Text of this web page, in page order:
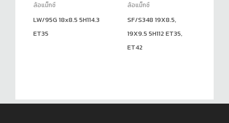
ล้อแม็กซ์
LW/95G 18x8.5 5H114.3
ET35
ล้อแม็กซ์
SF/S348 19X8.5,
19X9.5 5H112 ET35,
ET42